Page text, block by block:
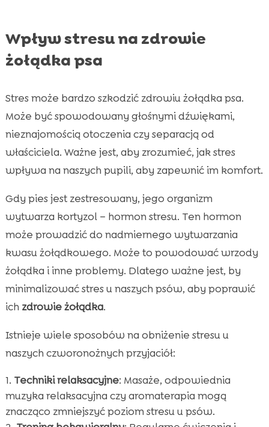
Wpływ stresu na zdrowie
żołądka psa
Stres może bardzo szkodzić zdrowiu żołądka psa.
Może być spowodowany głośnymi dźwiękami,
nieznajomością otoczenia czy separacją od
właściciela. Ważne jest, aby zrozumieć, jak stres
wpływa na naszych pupili, aby zapewnić im komfort.
Gdy pies jest zestresowany, jego organizm
wytwarza kortyzol – hormon stresu. Ten hormon
może prowadzić do nadmiernego wytwarzania
kwasu żołądkowego. Może to powodować wrzody
żołądka i inne problemy. Dlatego ważne jest, by
minimalizować stres u naszych psów, aby poprawić
ich zdrowie żołądka.
Istnieje wiele sposobów na obniżenie stresu u
naszych czworonożnych przyjaciół:
Techniki relaksacyjne: Masaże, odpowiednia
muzyka relaksacyjna czy aromaterapia mogą
znacząco zmniejszyć poziom stresu u psów.